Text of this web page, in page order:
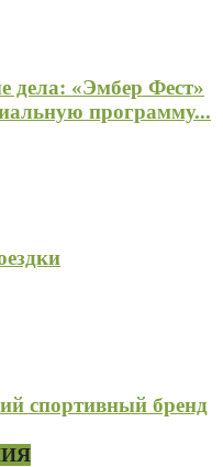
дела: «Эмбер Фест»
программу...
спортивный бренд